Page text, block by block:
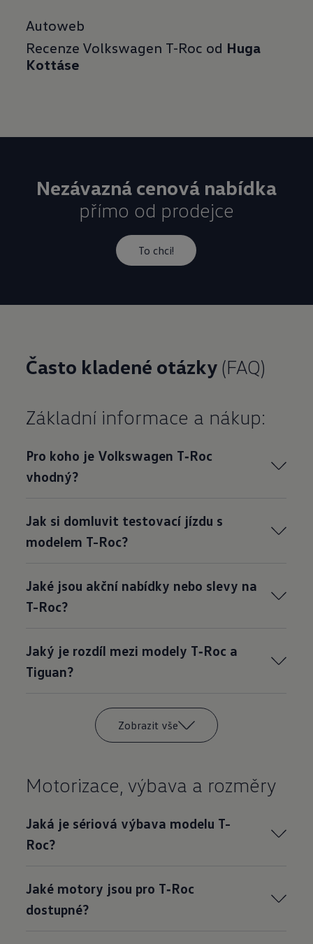
Autoweb
Recenze Volkswagen T-Roc od Huga
Kottáse
Nezávazná cenová nabídka
přímo od prodejce
To chci!
Často kladené otázky (FAQ)
Základní informace a nákup:
Pro koho je Volkswagen T‑Roc
vhodný?
Jak si domluvit testovací jízdu s
modelem T-Roc?
Jaké jsou akční nabídky nebo slevy na
T-Roc?
Jaký je rozdíl mezi modely T‑Roc a
Tiguan?
Zobrazit vše
Motorizace, výbava a rozměry
Jaká je sériová výbava modelu T-
Roc?
Jaké motory jsou pro T‑Roc
dostupné?